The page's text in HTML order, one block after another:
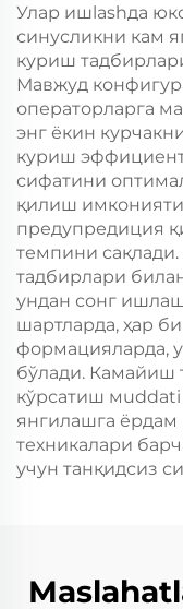
Улар ишlashда
синусликни кам
куриш
Мавжуд
операторларга
энг ёкин
куриш
сифатини
қилиш
предупредиция
темпини
тадбирлари
ундан сонг
шартларда, ҳар
формацияларда,
бўлади. Камайиш
кўрсатиш
янгилашга
техникалари
учун танқидсиз